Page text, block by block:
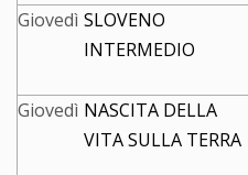
Giovedì SLOVENO
INTERMEDIO
Giovedì NASCITA DELLA
VITA SULLA TERRA